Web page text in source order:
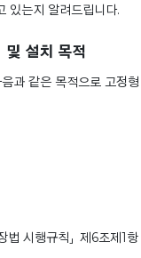
있는지 알려드립니다.
및 설치 목적
과 같은 목적으로 고정형
시행규칙」 제6조제1항